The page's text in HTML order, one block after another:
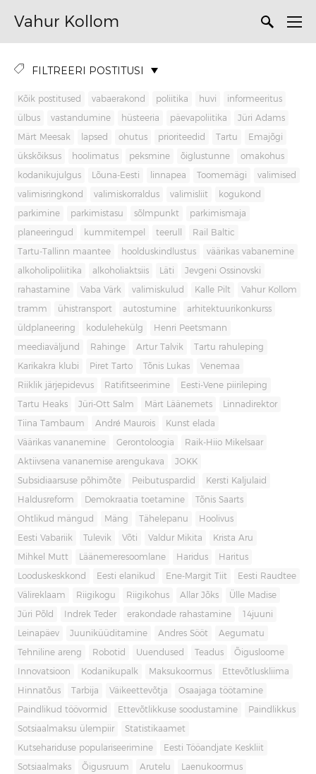
Vahur Kollom
FILTREERI POSTITUSI
Kõik postitused vabaerakond poliitika huvi informeeritus
ülbus vastandumine hüsteeria päevapoliitika Jüri Adams
Märt Meesak lapsed ohutus prioriteedid Tartu Emajõgi
ükskõiksus hoolimatus peksmine õiglustunne omakohus
kodanikujulgus Lõuna-Eesti linnapea Toomemägi valimised
valimisringkond valimiskorraldus valimisliit kogukond
parkimine parkimistasu sõlmpunkt parkimismaja
planeeringud kummitempel teerull Rail Baltic
Tartu-Tallinn maantee hoolduskindlustus väärikas vabanemine
alkoholipoliitika alkoholiaktsiis Läti Jevgeni Ossinovski
rahastamine Vaba Värk valimiskulud Kalle Pilt Vahur Kollom
tramm ühistransport autostumine arhitektuurikonkurss
üldplaneering kodulehekülg Henri Peetsmann
meediaväljund Rahinge Artur Talvik Tartu rahuleping
Karikakra klubi Piret Tarto Tõnis Lukas Venemaa
Riiklik järjepidevus Ratifitseerimine Eesti-Vene piirileping
Tartu Heaks Jüri-Ott Salm Märt Läänemets Linnadirektor
Tiina Tambaum André Maurois Kunst elada
Väärikas vananemine Gerontoloogia Raik-Hiio Mikelsaar
Aktiivsena vananemise arengukava JOKK
Subsidiaarsuse põhimõte Peibutuspardid Kersti Kaljulaid
Haldusreform Demokraatia toetamine Tõnis Saarts
Ohtlikud mängud Mäng Tähelepanu Hoolivus
Eesti Vabariik Tulevik Võti Valdur Mikita Krista Aru
Mihkel Mutt Läänemeresoomlane Haridus Haritus
Looduskeskkond Eesti elanikud Ene-Margit Tiit Eesti Raudtee
Välireklaam Riigikogu Riigikohus Allar Jõks Ülle Madise
Jüri Põld Indrek Teder erakondade rahastamine 14juuni
Leinapäev Juuniküüditamine Andres Sööt Aegumatu
Tehniline areng Robotid Uuendused Teadus Õigusloome
Innovatsioon Kodanikupalk Maksukoormus Ettevõtluskliima
Hinnatõus Tarbija Väikeettevõtja Osaajaga töötamine
Paindlikud töövormid Ettevõtlikkuse soodustamine Paindlikkus
Sotsiaalmaksu ülempiir Statistikaamet
Kutsehariduse populariseerimine Eesti Tööandjate Keskliit
Sotsiaalmaks Õigusruum Arutelu Laenukoormus